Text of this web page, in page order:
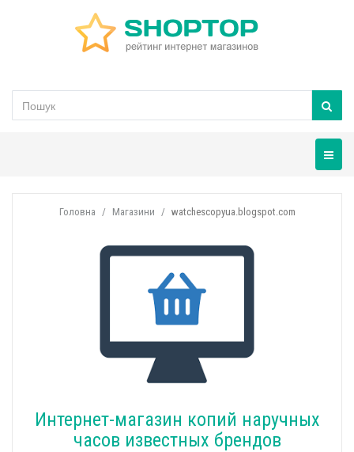
Головна Магазини watchescopyua.blogspot.com
Интернет-магазин копий наручных
часов известных брендов